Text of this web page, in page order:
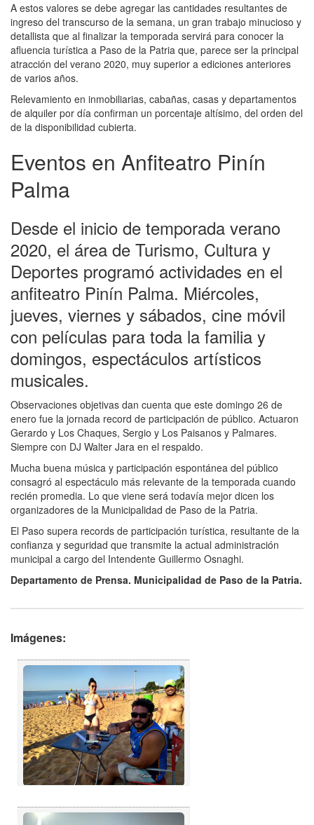
A estos valores se debe agregar las cantidades resultantes de
ingreso del transcurso de la semana, un gran trabajo minucioso y
detallista que al finalizar la temporada servirá para conocer la
afluencia turística a Paso de la Patria que, parece ser la principal
atracción del verano 2020, muy superior a ediciones anteriores
de varios años.
Relevamiento en inmobiliarias, cabañas, casas y departamentos
de alquiler por día confirman un porcentaje altísimo, del orden del
de la disponibilidad cubierta.
Eventos en Anfiteatro Pinín
Palma
Desde el inicio de temporada verano
2020, el área de Turismo, Cultura y
Deportes programó actividades en el
anfiteatro Pinín Palma. Miércoles,
jueves, viernes y sábados, cine móvil
con películas para toda la familia y
domingos, espectáculos artísticos
musicales.
Observaciones objetivas dan cuenta que este domingo 26 de
enero fue la jornada record de participación de público. Actuaron
Gerardo y Los Chaques, Sergio y Los Paisanos y Palmares.
Siempre con DJ Walter Jara en el respaldo.
Mucha buena música y participación espontánea del público
consagró al espectáculo más relevante de la temporada cuando
recién promedia. Lo que viene será todavía mejor dicen los
organizadores de la Municipalidad de Paso de la Patria.
El Paso supera records de participación turística, resultante de la
confianza y seguridad que transmite la actual administración
municipal a cargo del Intendente Guillermo Osnaghi.
Departamento de Prensa. Municipalidad de Paso de la Patria.
Imágenes: